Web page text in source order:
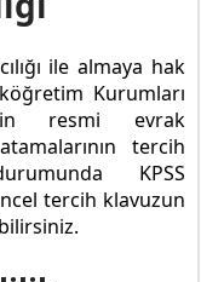
ile almaya hak
Kurumları
resmi evrak
tercih
KPSS
tercih klavuzun